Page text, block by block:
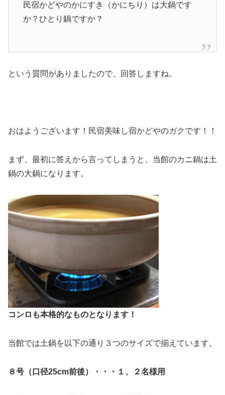
民宿かどやのかにすき（かにちり）は大鍋です
か？ひとり鍋ですか？
という質問がありましたので、回答しますね。
おはようございます！民宿美味し宿かどやのガクです！！
まず、最初に答えから言ってしまうと、当館のカニ鍋は土
鍋の大鍋になります。
コンロも本格的なものとなります！
当館では土鍋を以下の通り３つのサイズで揃えています。
８号（口径25cm前後）・・・１、２名様用